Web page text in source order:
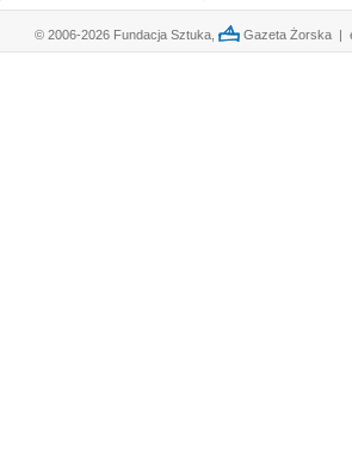
© 2006-2026 Fundacja Sztuka, Gazeta Żorska |